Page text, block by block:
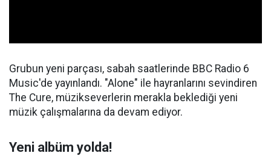
Grubun yeni parçası, sabah saatlerinde BBC Radio 6
Music'de yayınlandı. "Alone" ile hayranlarını sevindiren
The Cure, müzikseverlerin merakla beklediği yeni
müzik çalışmalarına da devam ediyor.
Yeni albüm yolda!